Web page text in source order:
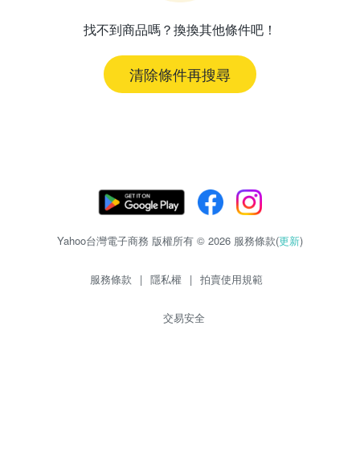
找不到商品嗎？換換其他條件吧！
清除條件再搜尋
Yahoo台灣電子商務 版權所有 © 2026 服務條款(更新)
服務條款 | 隱私權 | 拍賣使用規範
交易安全